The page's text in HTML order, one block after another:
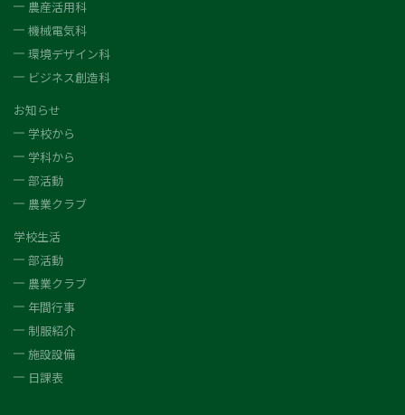
農産活用科
機械電気科
環境デザイン科
ビジネス創造科
お知らせ
学校から
学科から
部活動
農業クラブ
学校生活
部活動
農業クラブ
年間行事
制服紹介
施設設備
日課表